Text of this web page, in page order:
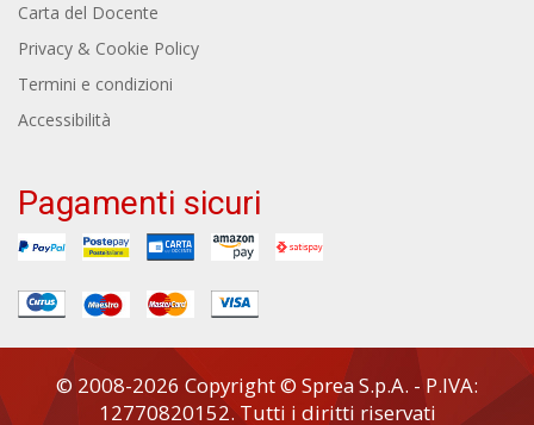
Carta del Docente
Privacy & Cookie Policy
Termini e condizioni
Accessibilità
Pagamenti sicuri
© 2008-2026 Copyright © Sprea S.p.A. - P.IVA:
12770820152. Tutti i diritti riservati